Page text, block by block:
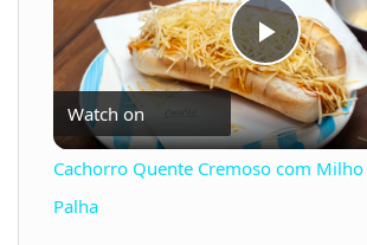
P
l
Watch on
Cachorro Quente Cremoso com Milho
Palha